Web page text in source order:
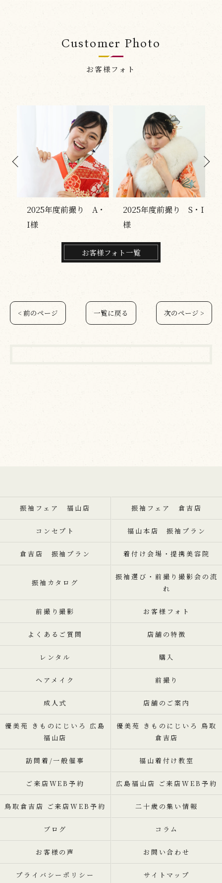
お客様フォト
Customer Photo
2025年度前撮り S・I
様
2025年度前撮り N・
K様
お客様フォト一覧
< 前のページ 一覧に戻る 次のページ >
振袖フェア 福山店 振袖フェア 倉吉店
コンセプト 福山本店 振袖プラン
倉吉店 振袖プラン 着付け会場・提携美容院
振袖カタログ
振袖選び・前撮り撮影会の流
れ
前撮り撮影 お客様フォト
よくあるご質問 店舗の特徴
レンタル 購入
ヘアメイク 前撮り
成人式 店舗のご案内
優美苑 きものにじいろ 広島
福山店
優美苑 きものにじいろ 鳥取
倉吉店
訪問着/一般催事 福山着付け教室
ご来店WEB予約 広島福山店 ご来店WEB予約
鳥取倉吉店 ご来店WEB予約 二十歳の集い情報
ブログ コラム
お客様の声 お問い合わせ
プライバシーポリシー サイトマップ